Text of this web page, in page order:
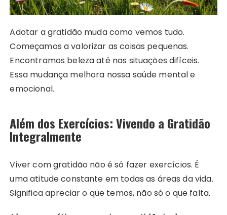
Adotar a gratidão muda como vemos tudo.
Começamos a valorizar as coisas pequenas.
Encontramos beleza até nas situações difíceis.
Essa mudança melhora nossa saúde mental e
emocional.
Além dos Exercícios: Vivendo a Gratidão
Integralmente
Viver com gratidão não é só fazer exercícios. É
uma atitude constante em todas as áreas da vida.
Significa apreciar o que temos, não só o que falta.